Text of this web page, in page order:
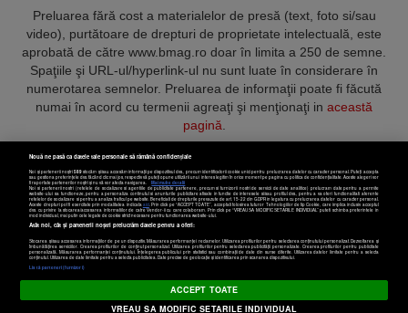
Preluarea fără cost a materialelor de presă (text, foto si/sau
video), purtătoare de drepturi de proprietate intelectuală, este
aprobată de către www.bmag.ro doar în limita a 250 de semne.
Spaţiile şi URL-ul/hyperlink-ul nu sunt luate în considerare în
numerotarea semnelor. Preluarea de informaţii poate fi făcută
numai în acord cu termenii agreaţi şi menţionaţi in această
pagină.
Termeni și condiții Confidențialitate Cookies Contact
Copyright © 2025 BUSINESSMEX S.A.
Setări cookies
Nouă ne pasă ca datele tale personale să rămână confidențiale
Noi și partenerii noștri589stocăm și/sau accesăm informații pe dispozitivul dvs., precum identificatorii cookie unici pentru prelucrarea datelor cu caracter personal. Puteți accepta
sau gestiona preferințele dvs. făcând clic mai jos, respectiv vă puteți opune utilizării unui interes legitim în orice moment pe pagina cu politica de confidențialitate. Aceste alegeri vor
fi raportate partenerilor noștri și nu vă vor afecta navigarea.
Mai multe detalii
Noi si partenerii nostri (retelele de socializare si agentiile de publicitate partenere, precum si furnizorii nostri de servicii de date analitice) prelucram date pentru a permite
website-ului sa functioneze, pentru a personaliza continutul si anunturile publicitare afisate in functie de interesele si/sau profilul dvs., pentru a va oferi functionalitati aferente
retelelor de socializare si pentru a analiza traficul pe website. Beneficiati de drepturile prevazute de art. 15-22 din GDPR in legatura cu prelucrarea datelor cu caracter personal.
Aceste drepturi pot fi exercitate prin modalitatea indicataaici. Prin click pe “ACCEPT TOATE”, acceptati folosirea tuturor Tehnologiilor de tip Cookie, care implica inclusiv acceptul
dvs. cu privire la stocarea/accesarea informatiilor de catre Vendor-ii cu care colaboram. Prin click pe “VREAU SA MODIFIC SETARILE INDIVIDUAL” puteti schimba preferintele in
mod individual, mai putin cele legate de cookie strict necesare pentru functionarea website-ului.
Atât noi, cât și partenerii noștri prelucrăm datele pentru a oferi:
Stocarea și/sau accesarea informațiilor de pe un dispozitiv. Măsurarea performanței reclamelor. Utilizarea profilurilor pentru selectarea conținutului personalizat. Dezvoltarea și
îmbunătățirea serviciilor. Crearea profilurilor de conținut personalizat. Utilizarea profilurilor pentru selectarea publicității personalizate. Crearea profilurilor pentru publicitate
personalizată. Măsurarea performanței conținutului. Înțelegerea publicului prin statistici sau combinații de date din surse diferite. Utilizarea datelor limitate pentru a selecta
conținutul. Utilizarea de date limitate pentru a selecta publicitatea. Date precise de geolocație și identificarea prin scanarea dispozitivului.
Listă parteneri (furnizori)
ACCEPT TOATE
VREAU SA MODIFIC SETARILE INDIVIDUAL